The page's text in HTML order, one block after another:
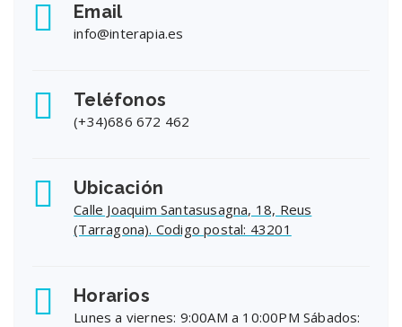
Email
info@interapia.es
Teléfonos
(+34)686 672 462
Ubicación
Calle Joaquim Santasusagna, 18, Reus
(Tarragona). Codigo postal: 43201
Horarios
Lunes a viernes: 9:00AM a 10:00PM Sábados: